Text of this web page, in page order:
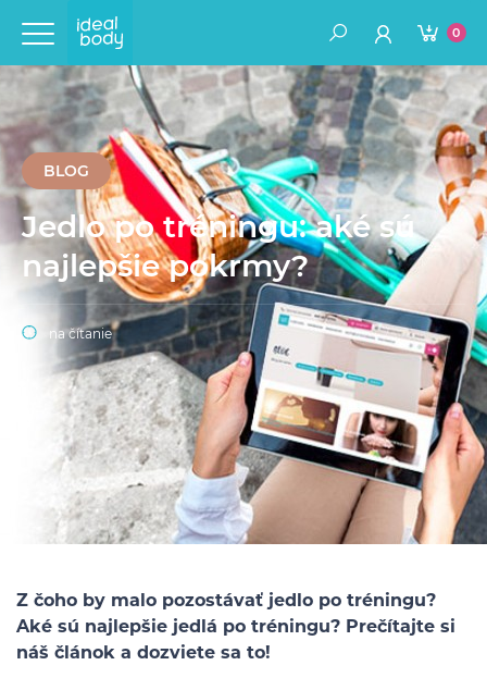
0
BLOG
Jedlo po tréningu: aké sú
najlepšie pokrmy?
na čítanie
Z čoho by malo pozostávať jedlo po tréningu?
Aké sú najlepšie jedlá po tréningu? Prečítajte si
náš článok a dozviete sa to!